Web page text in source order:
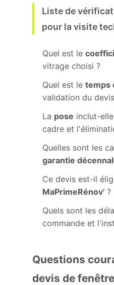
Liste de
pour la visite
Quel est le
vitrage choisi ?
Quel est le temps
validation du
La pose inclut-
cadre et
Quelles sont les
garantie
Ce devis est-il
MaPrimeRénov' ?
Quels sont les
commande et
Questions
devis de